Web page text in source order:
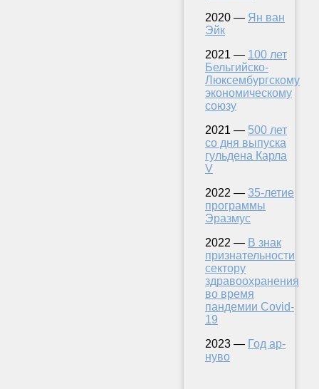
2020 — Ян ван
Эйк
2021 — 100 лет
Бельгийско-
Люксембургскому
экономическому
союзу
2021 — 500 лет
со дня выпуска
гульдена Карла
V
2022 — 35-летие
программы
Эразмус
2022 — В знак
признательности
сектору
здравоохранения
во время
пандемии Covid-
19
2023 — Год ар-
нуво